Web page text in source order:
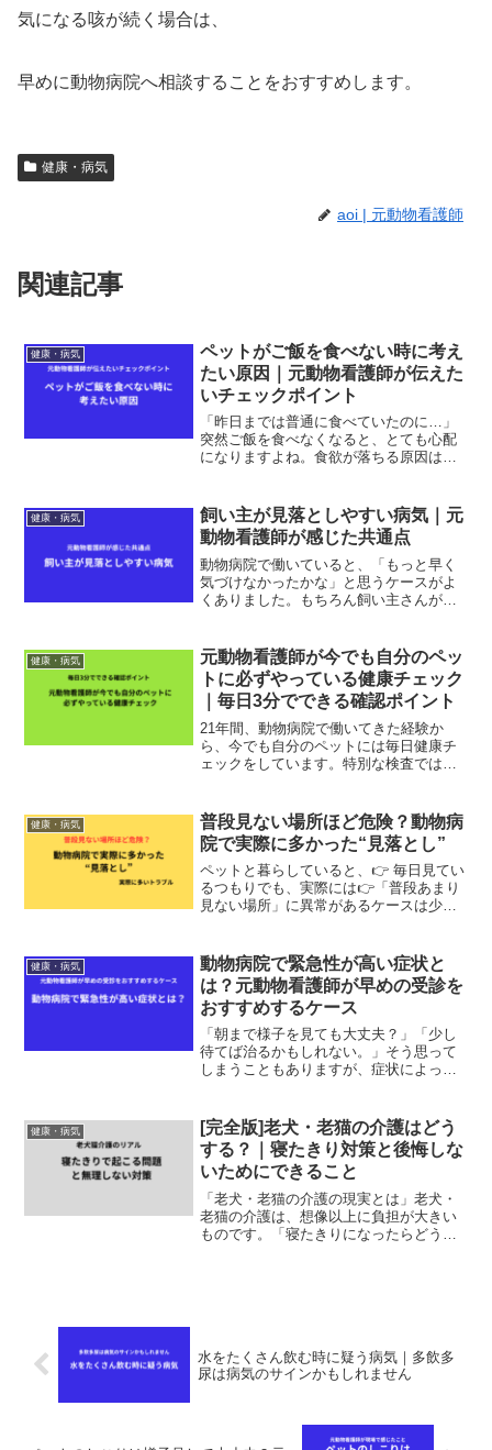
気になる咳が続く場合は、
早めに動物病院へ相談することをおすすめします。
健康・病気
aoi | 元動物看護師
関連記事
健康・病気
ペットがご飯を食べない時に考え
たい原因｜元動物看護師が伝えた
いチェックポイント
「昨日までは普通に食べていたのに…」
突然ご飯を食べなくなると、とても心配
になりますよね。食欲が落ちる原因はさ
今回は、元動物看護師として食欲不振の
時に考えたい原因をご紹介...
健康・病気
飼い主が見落としやすい病気｜元
動物看護師が感じた共通点
動物病院で働いていると、「もっと早く
気づけなかったかな」と思うケースがよ
くありました。もちろん飼い主さんが悪
くいこともあります。今回は飼い主さん
が見落としやすいポイント...
健康・病気
元動物看護師が今でも自分のペッ
トに必ずやっている健康チェック
｜毎日3分でできる確認ポイント
21年間、動物病院で働いてきた経験か
ら、今でも自分のペットには毎日健康チ
ェックをしています。特別な検査ではあ
す。今回は、私が実際に確認しているポ
イントをご紹介します。ま...
健康・病気
普段見ない場所ほど危険？動物病
院で実際に多かった“見落とし”
ペットと暮らしていると、👉 毎日見てい
るつもりでも、実際には👉「普段あまり
見ない場所」に異常があるケースは少な
た異常を発見することがあります。実際
によくあったケース例...
健康・病気
動物病院で緊急性が高い症状と
は？元動物看護師が早めの受診を
おすすめするケース
「朝まで様子を見ても大丈夫？」「少し
待てば治るかもしれない。」そう思って
しまうこともありますが、症状によって
師として緊急性が高いと感じる症状をご
紹介します。異物を食べて...
健康・病気
[完全版]老犬・老猫の介護はどう
する？｜寝たきり対策と後悔しな
いためにできること
「老犬・老猫の介護の現実とは」老犬・
老猫の介護は、想像以上に負担が大きい
ものです。「寝たきりになったらどうす
水をたくさん飲む時に疑う病気｜多飲多
尿は病気のサインかもしれません